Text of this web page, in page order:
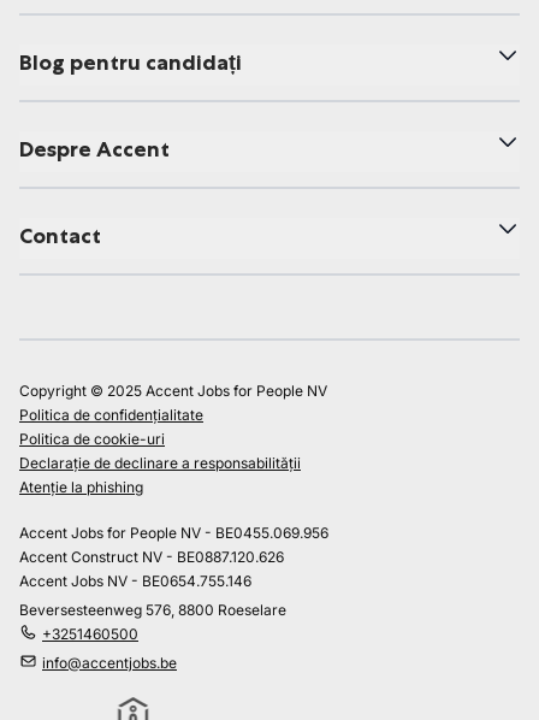
Blog pentru candidați
Despre Accent
Contact
Copyright © 2025 Accent Jobs for People NV
Politica de confidențialitate
Politica de cookie-uri
Declarație de declinare a responsabilității
Atenție la phishing
Accent Jobs for People NV - BE0455.069.956
Accent Construct NV - BE0887.120.626
Accent Jobs NV - BE0654.755.146
Beversesteenweg 576, 8800 Roeselare
+3251460500
info@accentjobs.be